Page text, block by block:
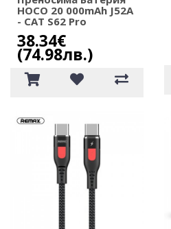
HOCO 20 000mAh J52A
- CAT S62 Pro
38.34€
(74.98лв.)